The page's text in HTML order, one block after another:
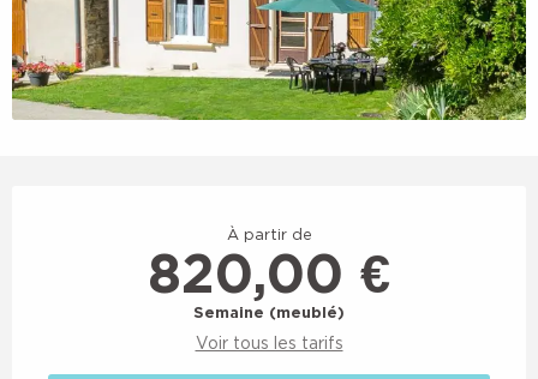
À partir de
820,00 €
Semaine (meublé)
Voir tous les tarifs